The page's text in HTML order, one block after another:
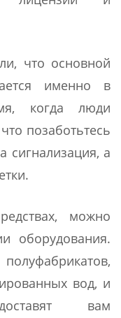
что основной
именно в
когда люди
позаботьтесь
сигнализация, а
можно
оборудования.
вод, и
вам